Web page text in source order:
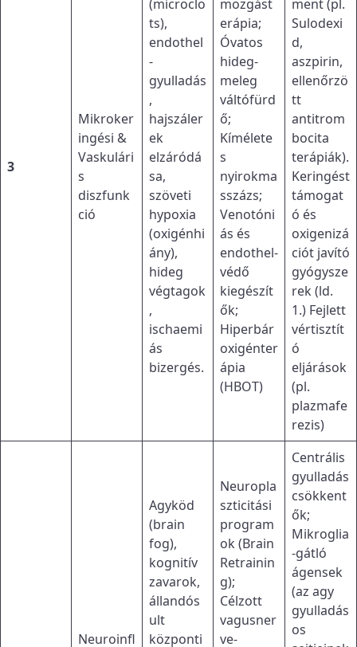
3
Mikroker
ingési &
Vaskulári
s
diszfunk
ció
(microclo
ts),
endothel
-
gyulladás
,
hajszáler
ek
elzáródá
sa,
szöveti
hypoxia
(oxigénhi
ány),
hideg
végtagok
,
ischaemi
ás
bizergés.
mozgást
erápia;
Óvatos
hideg-
meleg
váltófürd
ő;
Kímélete
s
nyirokma
sszázs;
Venotóni
ás és
endothel-
védő
kiegészít
ők;
Hiperbár
oxigénter
ápia
(HBOT)
ment (pl.
Sulodexi
d,
aszpirin,
ellenőrzö
tt
antitrom
bocita
terápiák).
Keringést
támogat
ó és
oxigenizá
ciót javító
gyógysze
rek (ld.
1.) Fejlett
vértisztít
ó
eljárások
(pl.
plazmafe
rezis)
Neuroinfl
Agyköd
(brain
fog),
kognitív
zavarok,
állandós
ult
központi
Neuropla
szticitási
program
ok (Brain
Retrainin
g);
Célzott
vagusner
ve-
Centrális
gyulladás
csökkent
ők;
Mikroglia
-gátló
ágensek
(az agy
gyulladás
os